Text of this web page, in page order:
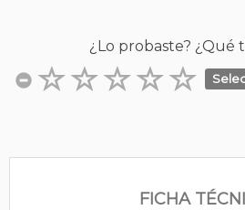
¿Lo probaste? ¿Qué
FICHA